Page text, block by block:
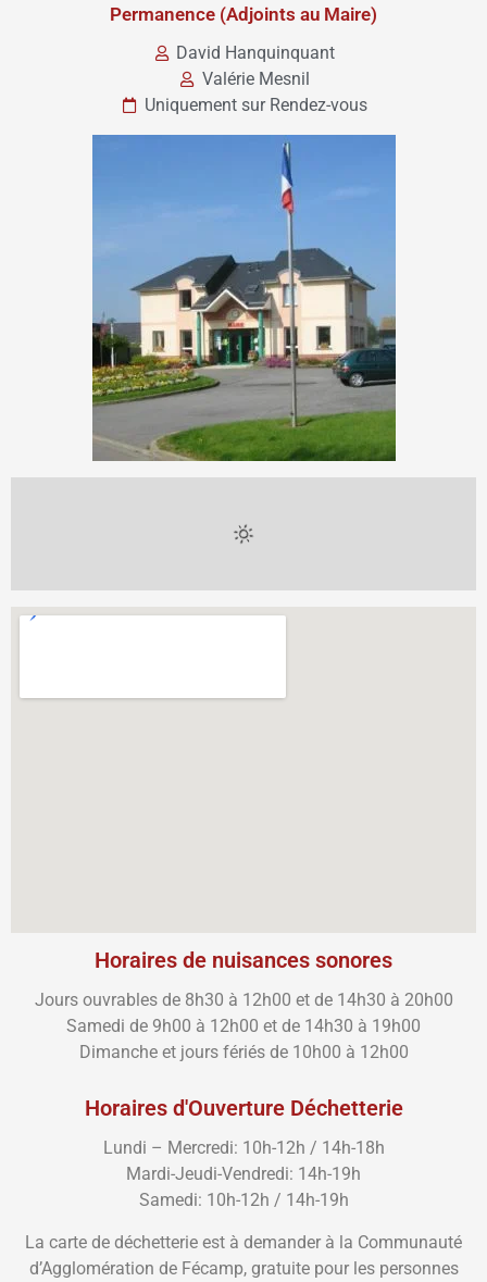
Permanence (Adjoints au Maire)
David Hanquinquant
Valérie Mesnil
Uniquement sur Rendez-vous
Horaires de nuisances sonores
Jours ouvrables de 8h30 à 12h00 et de 14h30 à 20h00
Samedi de 9h00 à 12h00 et de 14h30 à 19h00
Dimanche et jours fériés de 10h00 à 12h00
Horaires d'Ouverture Déchetterie
Lundi – Mercredi: 10h-12h / 14h-18h
Mardi-Jeudi-Vendredi: 14h-19h
Samedi: 10h-12h / 14h-19h
La carte de déchetterie est à demander à la Communauté
d’Agglomération de Fécamp, gratuite pour les personnes